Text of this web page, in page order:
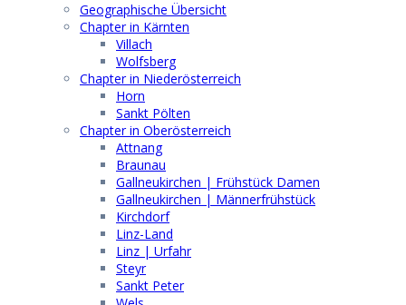
Geographische Übersicht
Chapter in Kärnten
Villach
Wolfsberg
Chapter in Niederösterreich
Horn
Sankt Pölten
Chapter in Oberösterreich
Attnang
Braunau
Gallneukirchen | Frühstück Damen
Gallneukirchen | Männerfrühstück
Kirchdorf
Linz-Land
Linz | Urfahr
Steyr
Sankt Peter